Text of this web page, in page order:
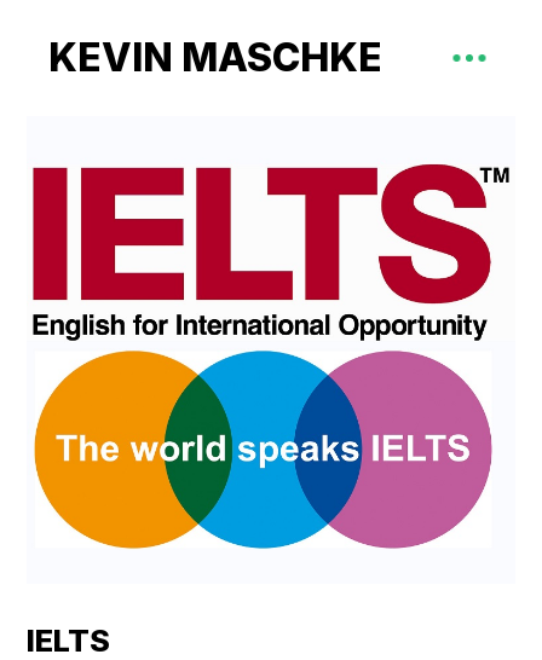
KEVIN MASCHKE
IELTS